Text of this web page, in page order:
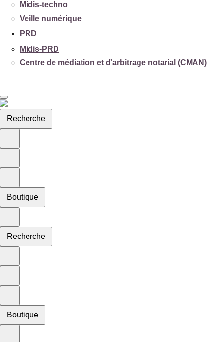
Midis-techno
Veille numérique
PRD
Midis-PRD
Centre de médiation et d'arbitrage notarial (CMAN)
Recherche
Boutique
Recherche
Boutique